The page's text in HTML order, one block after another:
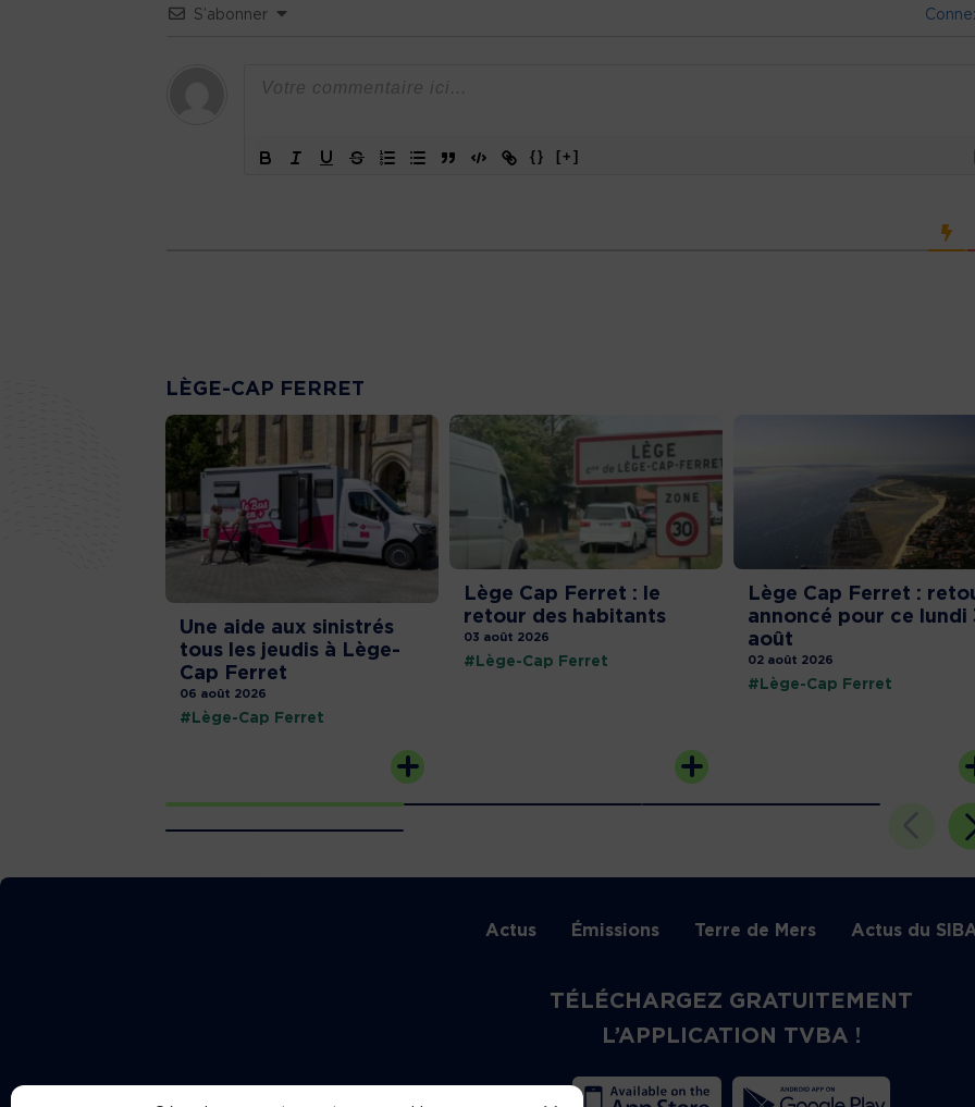
S’abonner
{} [+]
LÈGE-CAP FERRET
Une aide aux sinistrés
tous les jeudis à Lège-
Cap Ferret
06 août 2026
#Lège-Cap Ferret
Lège Cap Ferret : le
retour des habitants
03 août 2026
#Lège-Cap Ferret
Lège Cap Ferret :
annoncé pour ce lundi
août
02 août 2026
#Lège-Cap Ferret
Actus Émissions Terre de Mers Actus du
TÉLÉCHARGEZ GRATUITEMENT
L’APPLICATION TVBA !